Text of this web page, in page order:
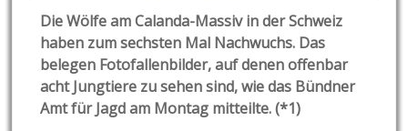
Die Wölfe am Calanda-Massiv in der Schweiz
haben zum sechsten Mal Nachwuchs. Das
belegen Fotofallenbilder, auf denen offenbar
acht Jungtiere zu sehen sind, wie das Bündner
Amt für Jagd am Montag mitteilte. (*1)